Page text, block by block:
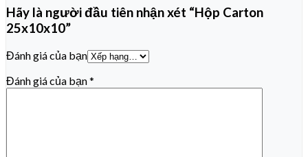
Hãy là người đầu tiên nhận xét “Hộp Carton
25x10x10”
Đánh giá của bạn
Đánh giá của bạn*